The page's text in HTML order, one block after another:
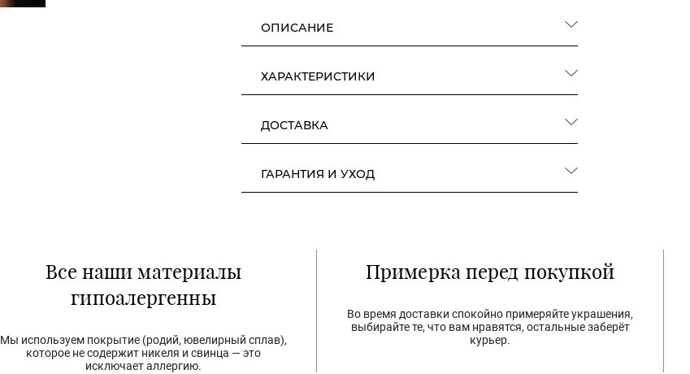
ОПИСАНИЕ
ХАРАКТЕРИСТИКИ
ДОСТАВКА
ГАРАНТИЯ И УХОД
Все наши материалы
гипоалергенны
Мы используем покрытие (родий, ювелирный сплав),
которое не содержит никеля и свинца — это
исключает аллергию.
Примерка перед покупкой
Во время доставки спокойно примеряйте украшения,
выбирайте те, что вам нравятся, остальные заберёт
курьер.